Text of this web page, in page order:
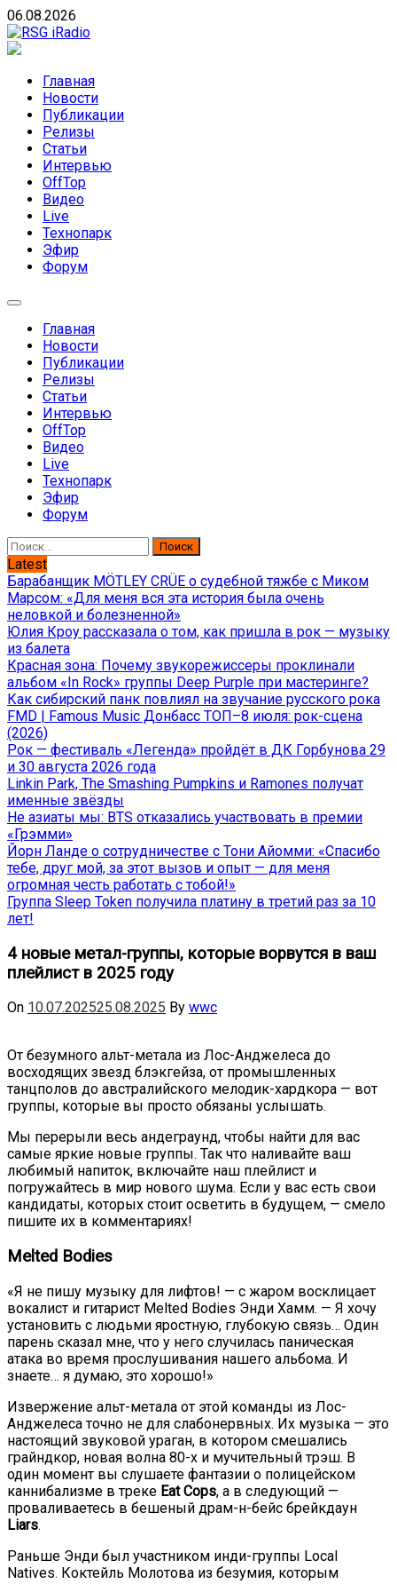
Skip
to
content
06.08.2026
направлений без возрастных ограничений
Главная
Новости
Публикации
Релизы
Статьи
Интервью
OffTop
Видео
Live
Технопарк
Эфир
Форум
Главная
Новости
Публикации
Релизы
Статьи
Интервью
OffTop
Видео
Live
Технопарк
Эфир
Форум
Найти:
Latest
Барабанщик MÖTLEY CRÜE о судебной тяжбе с Миком
Марсом: «Для меня вся эта история была очень
неловкой и болезненной»
Юлия Кроу рассказала о том, как пришла в рок — музыку
из балета
Красная зона: Почему звукорежиссеры проклинали
альбом «In Rock» группы Deep Purple при мастеринге?
Как сибирский панк повлиял на звучание русского рока
FMD | Famous Music Донбасс ТОП–8 июля: рок-сцена
(2026)
Рок — фестиваль «Легенда» пройдёт в ДК Горбунова 29
и 30 августа 2026 года
Linkin Park, The Smashing Pumpkins и Ramones получат
именные звёзды
Не азиаты мы: BTS отказались участвовать в премии
«Грэмми»
Йорн Ланде о сотрудничестве с Тони Айомми: «Спасибо
тебе, друг мой, за этот вызов и опыт — для меня
огромная честь работать с тобой!»
Группа Sleep Token получила платину в третий раз за 10
лет!
4 новые метал-группы, которые ворвутся в ваш
плейлист в 2025 году
On 10.07.202525.08.2025 By wwc
От безумного альт-метала из Лос-Анджелеса до
восходящих звезд блэкгейза, от промышленных
танцполов до австралийского мелодик-хардкора — вот
группы, которые вы просто обязаны услышать.
Мы перерыли весь андеграунд, чтобы найти для вас
самые яркие новые группы. Так что наливайте ваш
любимый напиток, включайте наш плейлист и
погружайтесь в мир нового шума. Если у вас есть свои
кандидаты, которых стоит осветить в будущем, — смело
пишите их в комментариях!
Melted Bodies
«Я не пишу музыку для лифтов! — с жаром восклицает
вокалист и гитарист Melted Bodies Энди Хамм. — Я хочу
установить с людьми яростную, глубокую связь… Один
парень сказал мне, что у него случилась паническая
атака во время прослушивания нашего альбома. И
знаете… я думаю, это хорошо!»
Извержение альт-метала от этой команды из Лос-
Анджелеса точно не для слабонервных. Их музыка — это
настоящий звуковой ураган, в котором смешались
грайндкор, новая волна 80-х и мучительный трэш. В
один момент вы слушаете фантазии о полицейском
каннибализме в треке Eat Cops, а в следующий —
проваливаетесь в бешеный драм-н-бейс брейкдаун
Liars.
Раньше Энди был участником инди-группы Local
Natives. Коктейль Молотова из безумия, которым